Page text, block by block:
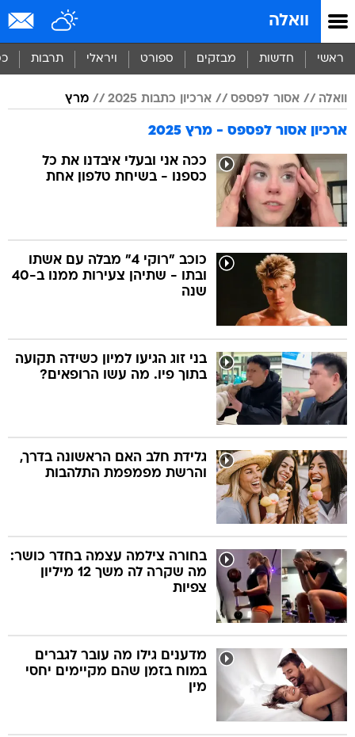
וואלה
ראשי חדשות מבזקים ספורט ויראלי תרבות
וואלה אסור לפספס ארכיון כתבות 2025 מרץ
ארכיון אסור לפספס - מרץ 2025
ככה אני ובעלי איבדנו את כל
כספנו - בשיחת טלפון אחת
כוכב "רוקי 4" מבלה עם אשתו
ובתו - שתיהן צעירות ממנו ב-40
שנה
בני זוג הגיעו למיון כשידה תקועה
בתוך פיו. מה עשו הרופאים?
גלידת חלב האם הראשונה בדרך,
והרשת מפמפמת התלהבות
בחורה צילמה עצמה בחדר כושר:
מה שקרה לה משך 12 מיליון
צפיות
מדענים גילו מה עובר לגברים
במוח בזמן שהם מקיימים יחסי
מין